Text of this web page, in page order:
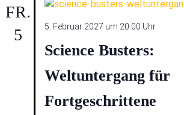
FR.
5
5. Februar 2027 um 20:00 Uhr
Science Busters:
Weltuntergang für
Fortgeschrittene